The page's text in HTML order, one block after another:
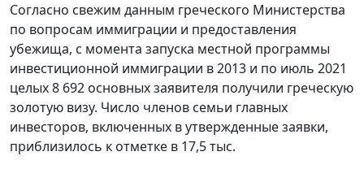
Согласно свежим данным греческого Министерства
по вопросам иммиграции и предоставления
убежища, с момента запуска местной программы
инвестиционной иммиграции в 2013 и по июль 2021
целых 8 692 основных заявителя получили греческую
золотую визу. Число членов семьи главных
инвесторов, включенных в утвержденные заявки,
приблизилось к отметке в 17,5 тыс.